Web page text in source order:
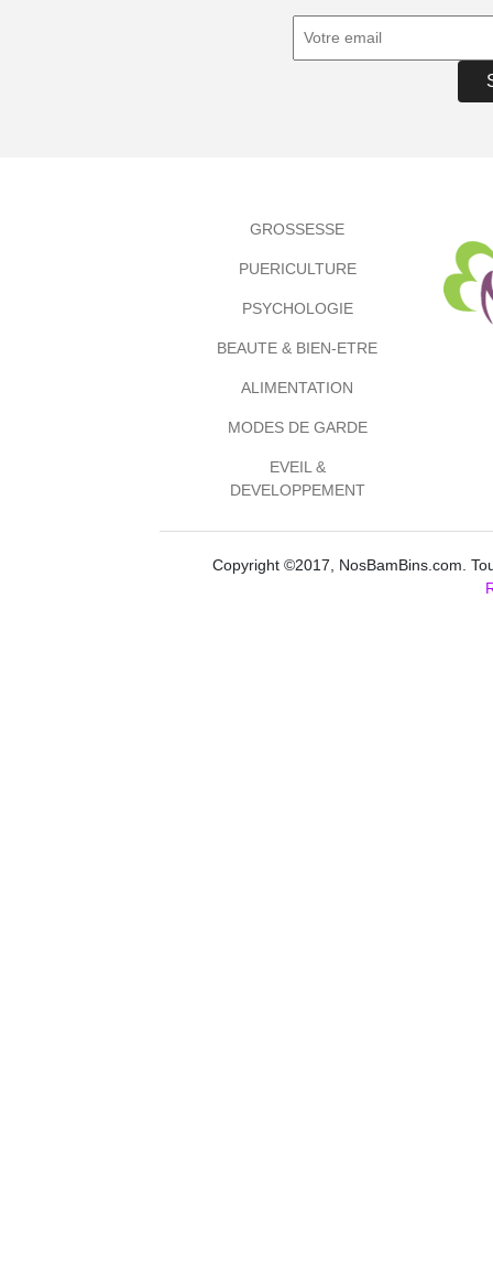
GROSSESSE
PUERICULTURE
PSYCHOLOGIE
BEAUTE & BIEN-ETRE
ALIMENTATION
MODES DE GARDE
EVEIL &
DEVELOPPEMENT
Copyright ©2017, NosBamBins.com.